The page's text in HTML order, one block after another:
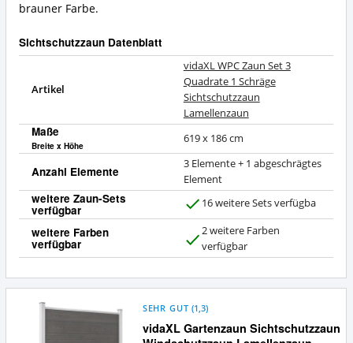
brauner Farbe.
Sichtschutzzaun Datenblatt
Artikel
vidaXL WPC Zaun Set 3
Quadrate 1 Schräge
Sichtschutzzaun
Lamellenzaun
Maße
Breite x Höhe
619 x 186 cm
Anzahl Elemente
3 Elemente + 1 abgeschrägtes
Element
weitere Zaun-Sets
verfügbar 16 weitere Sets verfügba
weitere Farben
verfügbar
a
2 weitere Farben
verfügbar
vidaXL Gartenzaun Sichtschutzzaun
SEHR GUT (1,3)